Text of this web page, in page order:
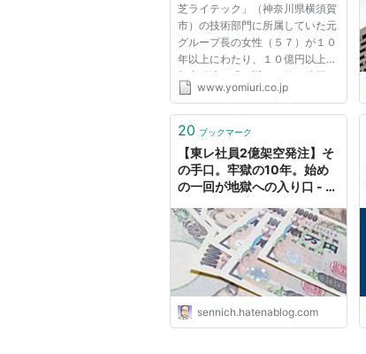
芝ライテック」（神奈川県横須賀
市）の技術部門に所属していた元
グループ長の女性（５７）が１０
年以上にわたり、１０億円以上の
架空発注を繰り返し、約７億円を
着服していた疑いがあることがわ
で判明したもので、架空発注は経
www.yomiuri.co.jp
20 ブックマーク
【東レ社員2億架空発注】そ
の手口。牢獄の10年。始め
の一回が地獄への入り口 - 千
のはてな？に答える
sennich.hatenablog.com